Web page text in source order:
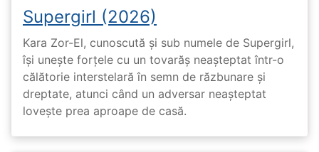
Supergirl (2026)
Kara Zor-El, cunoscută și sub numele de Supergirl,
își unește forțele cu un tovarăș neașteptat într-o
călătorie interstelară în semn de răzbunare și
dreptate, atunci când un adversar neașteptat
lovește prea aproape de casă.